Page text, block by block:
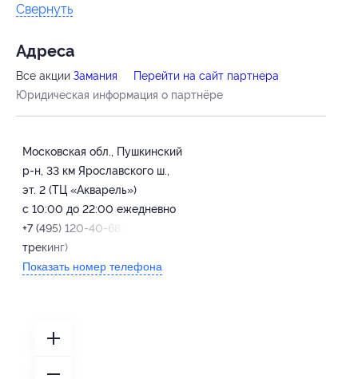
Свернуть
Адресa
Все акции Замания
Перейти на сайт партнера
Юридическая информация о партнёре
Московская обл., Пушкинский
р-н, 33 км Ярославского ш.,
эт. 2 (ТЦ «Акварель»)
с 10:00 до 22:00 ежедневно
+7 (495) 120-40-68 (колл-
трекинг)
Показать номер телефона